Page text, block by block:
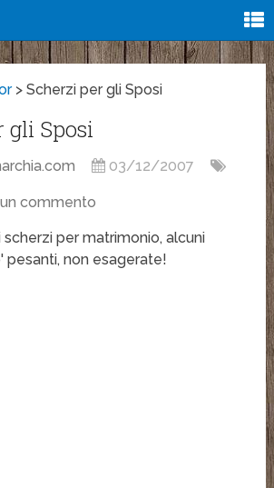
>Scherzi per gli Sposi
gli Sposi
03/12/2007
commento
per matrimonio, alcuni
pesanti, non esagerate!